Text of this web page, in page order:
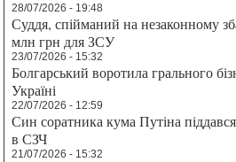
28/07/2026 - 19:48
Суддя, спійманий на незаконному
млн грн для ЗСУ
23/07/2026 - 15:32
Болгарський воротила грального
Україні
22/07/2026 - 12:59
Син соратника кума Путіна
в СЗЧ
21/07/2026 - 15:32